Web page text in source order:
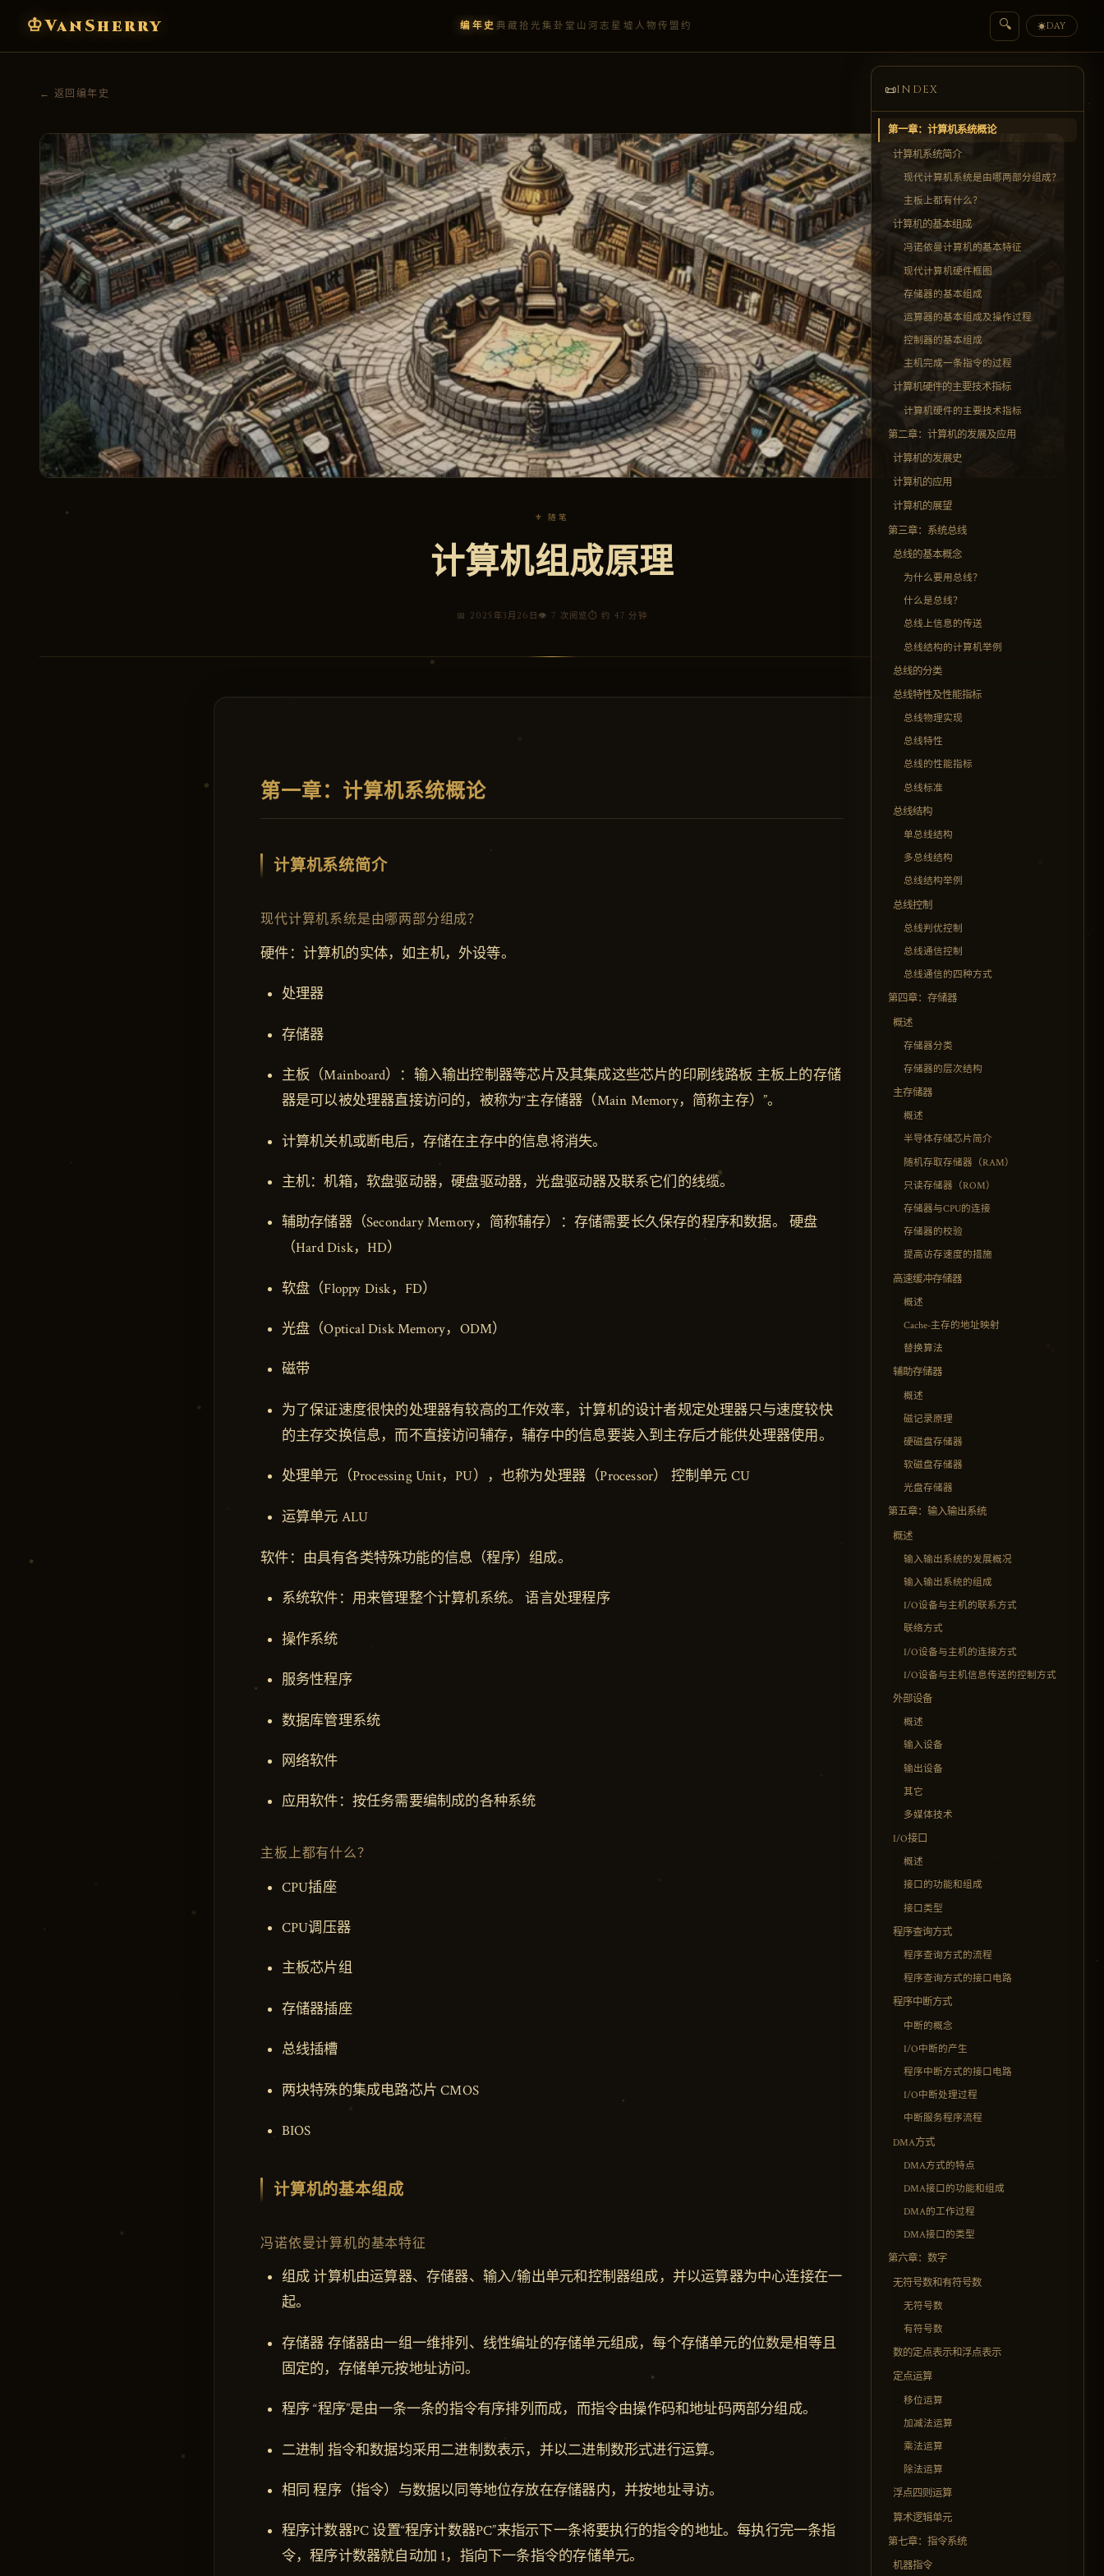
♔VanSherry 编年史 典藏 拾光集卦堂 山河志 星墟 人物传 盟约 🔍 ☀DAY
← 返回编年史
⚜ 随笔
计算机组成原理
📅 2025年3月26日 👁 7 次阅览⏱ 约 47 分钟
第一章：计算机系统概论
计算机系统简介
现代计算机系统是由哪两部分组成？
硬件：计算机的实体，如主机，外设等。
处理器
存储器
主板（Mainboard）：输入输出控制器等芯片及其集成这些芯片的印刷线路板 主板上的存储
器是可以被处理器直接访问的，被称为“主存储器（Main Memory，简称主存）”。
计算机关机或断电后，存储在主存中的信息将消失。
主机：机箱，软盘驱动器，硬盘驱动器，光盘驱动器及联系它们的线缆。
辅助存储器（Secondary Memory，简称辅存）：存储需要长久保存的程序和数据。 硬盘
（Hard Disk，HD）
软盘（Floppy Disk，FD）
光盘（Optical Disk Memory，ODM）
磁带
为了保证速度很快的处理器有较高的工作效率，计算机的设计者规定处理器只与速度较快
的主存交换信息，而不直接访问辅存，辅存中的信息要装入到主存后才能供处理器使用。
处理单元（Processing Unit，PU），也称为处理器（Processor） 控制单元 CU
运算单元 ALU
软件：由具有各类特殊功能的信息（程序）组成。
系统软件：用来管理整个计算机系统。 语言处理程序
操作系统
服务性程序
数据库管理系统
网络软件
应用软件：按任务需要编制成的各种系统
主板上都有什么？
CPU插座
CPU调压器
主板芯片组
存储器插座
总线插槽
两块特殊的集成电路芯片 CMOS
BIOS
计算机的基本组成
冯诺依曼计算机的基本特征
组成 计算机由运算器、存储器、输入/输出单元和控制器组成，并以运算器为中心连接在一
起。
存储器 存储器由一组一维排列、线性编址的存储单元组成，每个存储单元的位数是相等且
固定的，存储单元按地址访问。
程序 “程序”是由一条一条的指令有序排列而成，而指令由操作码和地址码两部分组成。
二进制 指令和数据均采用二进制数表示，并以二进制数形式进行运算。
相同 程序（指令）与数据以同等地位存放在存储器内，并按地址寻访。
程序计数器PC 设置“程序计数器PC”来指示下一条将要执行的指令的地址。每执行完一条指
令，程序计数器就自动加 1，指向下一条指令的存储单元。
📜INDEX
第一章：计算机系统概论
计算机系统简介
现代计算机系统是由哪两部分组成？
主板上都有什么？
计算机的基本组成
冯诺依曼计算机的基本特征
现代计算机硬件框图
存储器的基本组成
运算器的基本组成及操作过程
控制器的基本组成
主机完成一条指令的过程
计算机硬件的主要技术指标
计算机硬件的主要技术指标
第二章：计算机的发展及应用
计算机的发展史
计算机的应用
计算机的展望
第三章：系统总线
总线的基本概念
为什么要用总线？
什么是总线？
总线上信息的传送
总线结构的计算机举例
总线的分类
总线特性及性能指标
总线物理实现
总线特性
总线的性能指标
总线标准
总线结构
单总线结构
多总线结构
总线结构举例
总线控制
总线判优控制
总线通信控制
总线通信的四种方式
第四章：存储器
概述
存储器分类
存储器的层次结构
主存储器
概述
半导体存储芯片简介
随机存取存储器（RAM）
只读存储器（ROM）
存储器与CPU的连接
存储器的校验
提高访存速度的措施
高速缓冲存储器
概述
Cache-主存的地址映射
替换算法
辅助存储器
概述
磁记录原理
硬磁盘存储器
软磁盘存储器
光盘存储器
第五章：输入输出系统
概述
输入输出系统的发展概况
输入输出系统的组成
I/O设备与主机的联系方式
联络方式
I/O设备与主机的连接方式
I/O设备与主机信息传送的控制方式
外部设备
概述
输入设备
输出设备
其它
多媒体技术
I/O接口
概述
接口的功能和组成
接口类型
程序查询方式
程序查询方式的流程
程序查询方式的接口电路
程序中断方式
中断的概念
I/O中断的产生
程序中断方式的接口电路
I/O中断处理过程
中断服务程序流程
DMA方式
DMA方式的特点
DMA接口的功能和组成
DMA的工作过程
DMA接口的类型
第六章：数字
无符号数和有符号数
无符号数
有符号数
数的定点表示和浮点表示
定点运算
移位运算
加减法运算
乘法运算
除法运算
浮点四则运算
算术逻辑单元
第七章：指令系统
机器指令